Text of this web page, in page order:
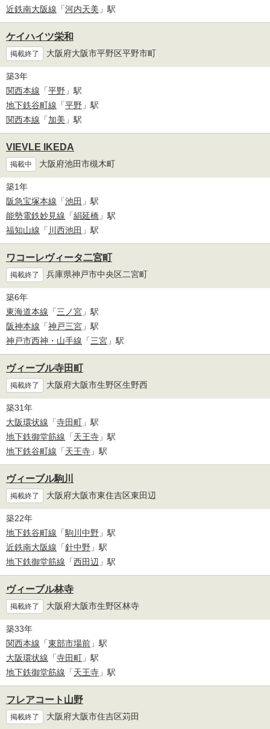
近鉄南大阪線 「河内天美 」駅
ケイハイツ栄和
掲載終了 大阪府大阪市平野区平野市町
築3年
関西本線 「平野 」駅
地下鉄谷町線 「平野 」駅
関西本線 「加美 」駅
VIEVLE IKEDA
掲載中 大阪府池田市槻木町
築1年
阪急宝塚本線 「池田 」駅
能勢電鉄妙見線 「絹延橋 」駅
福知山線 「 川西池田 」駅
ワコーレヴィータ二宮町
掲載終了 兵庫県神戸市中央区二宮町
築6年
東海道本線 「三ノ宮 」駅
阪神本線 「神戸三宮 」駅
神戸市西神・山手線 「三宮 」駅
ヴィーブル寺田町
掲載終了 大阪府大阪市生野区生野西
築31年
大阪環状線 「寺田町 」駅
地下鉄御堂筋線 「天王寺 」駅
地下鉄谷町線 「天王寺 」駅
ヴィーブル駒川
掲載終了 大阪府大阪市東住吉区東田辺
築22年
地下鉄谷町線 「駒川中野 」駅
近鉄南大阪線 「針中野 」駅
地下鉄御堂筋線 「西田辺 」駅
ヴィーブル林寺
掲載終了 大阪府大阪市生野区林寺
築33年
関西本線 「東部市場前 」駅
大阪環状線 「寺田町 」駅
地下鉄御堂筋線 「天王寺 」駅
フレアコート山野
掲載終了 大阪府大阪市住吉区苅田